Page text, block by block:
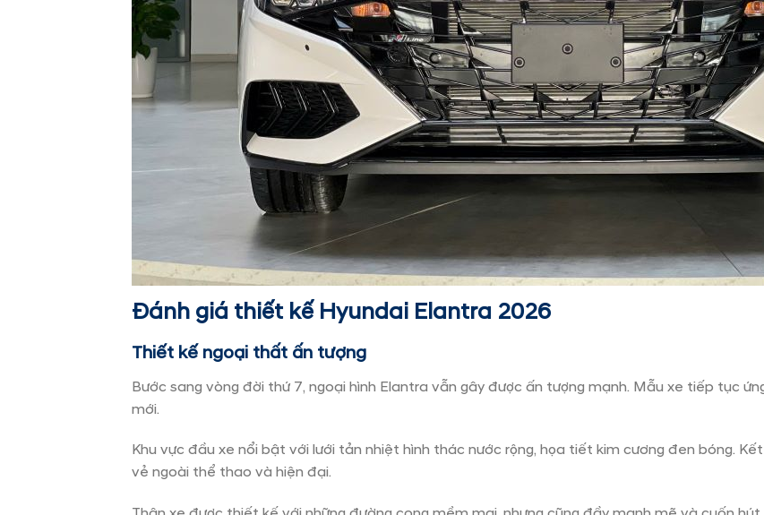
Đánh giá thiết kế Hyundai Elantra 2026
Thiết kế ngoại thất ấn tượng
Bước sang vòng đời thứ 7, ngoại hình Elantra vẫn gây được ấn tượng mạnh. Mẫu xe tiếp tục
mới.
Khu vực đầu xe nổi bật với lưới tản nhiệt hình thác nước rộng, họa tiết kim cương đen bóng.
vẻ ngoài thể thao và hiện đại.
Số điện thoại*
Lựa Chọn Model Xe Muốn Nhận Báo Giá